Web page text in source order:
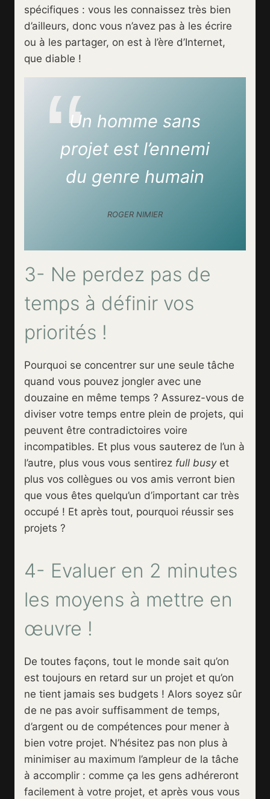
spécifiques : vous les connaissez très bien
d’ailleurs, donc vous n’avez pas à les écrire
ou à les partager, on est à l’ère d’Internet,
que diable !
Un homme sans
projet est l’ennemi
du genre humain
ROGER NIMIER
3- Ne perdez pas de
temps à définir vos
priorités !
Pourquoi se concentrer sur une seule tâche
quand vous pouvez jongler avec une
douzaine en même temps ? Assurez-vous de
diviser votre temps entre plein de projets, qui
peuvent être contradictoires voire
incompatibles. Et plus vous sauterez de l’un à
l’autre, plus vous vous sentirez full busy et
plus vos collègues ou vos amis verront bien
que vous êtes quelqu’un d’important car très
occupé ! Et après tout, pourquoi réussir ses
projets ?
4- Evaluer en 2 minutes
les moyens à mettre en
œuvre !
De toutes façons, tout le monde sait qu’on
est toujours en retard sur un projet et qu’on
ne tient jamais ses budgets ! Alors soyez sûr
de ne pas avoir suffisamment de temps,
d’argent ou de compétences pour mener à
bien votre projet. N’hésitez pas non plus à
minimiser au maximum l’ampleur de la tâche
à accomplir : comme ça les gens adhéreront
facilement à votre projet, et après vous vous